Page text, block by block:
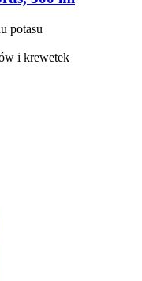
potasu
i krewetek